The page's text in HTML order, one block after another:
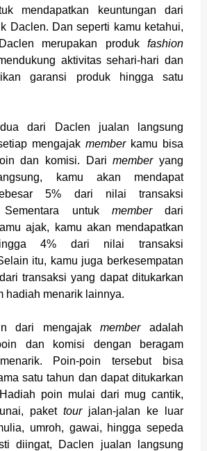
mendapatkan keuntungan dari
Daclen. Dan seperti kamu ketahui,
merupakan produkfashion
aktivitas sehari-hari dan
garansi produk hingga satu
dari Daclen jualan langsung
mengajakmemberkamu bisa
dan komisi.
Darimemberyang
kamu akan mendapat
5% dari nilai transaksi
Sementara untuk memberdari
ajak, kamu akan mendapatkan
4% dari nilai transaksi
itu, kamu juga berkesempatan
transaksi yang dapat ditukarkan
hadiah menarik lainnya.
dari mengajakmemberadalah
dan komisi dengan beragam
Poin-poin tersebut bisa
satu tahun dan dapat ditukarkan
poin mulai dari mug cantik,
paket tourjalan-jalan ke luar
umroh, gawai, hingga sepeda
diingat,
Daclen jualan langsung